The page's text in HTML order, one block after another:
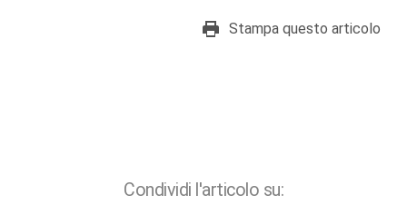
Stampa questo articolo
Condividi l'articolo su: